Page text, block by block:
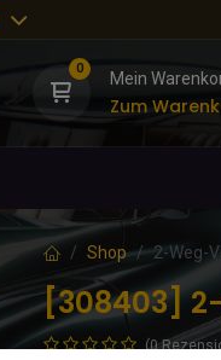
0
Mein
Zum
Shop 2-Weg-
[308403]
(0